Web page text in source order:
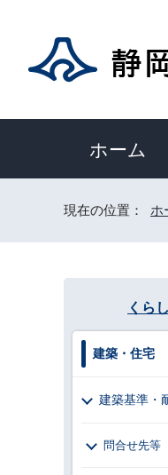
ホーム
現在の位置： ホ
くら
建築・住宅
建築基準・
問合せ先等